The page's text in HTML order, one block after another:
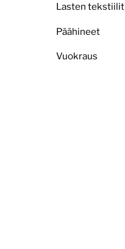
Lasten tekstiilit
Päähineet
Vuokraus